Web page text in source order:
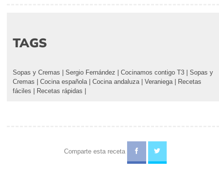
TAGS
Sopas y Cremas Sergio Fernández Cocinamos contigo T3
Sopas y
Cremas
Cocina española Cocina andaluza Veraniega
Recetas
fáciles
Recetas rápidas
Comparte esta receta